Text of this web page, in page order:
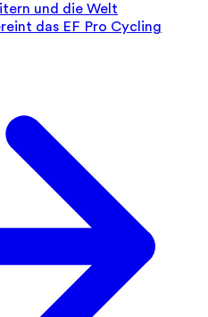
und die Welt
das EF Pro Cycling